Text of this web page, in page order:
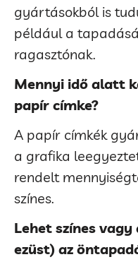
gyártásokból is
például a
ragasztónak.
Mennyi idő alatt
papír címke?
A papír címkék
a grafika
rendelt
színes.
Lehet színes
ezüst) az